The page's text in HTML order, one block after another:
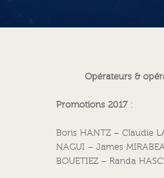
Opérateurs &
Promotions 2017 :
Boris HANTZ – Claudie
NAGUI – James
BOUETIEZ – Randa